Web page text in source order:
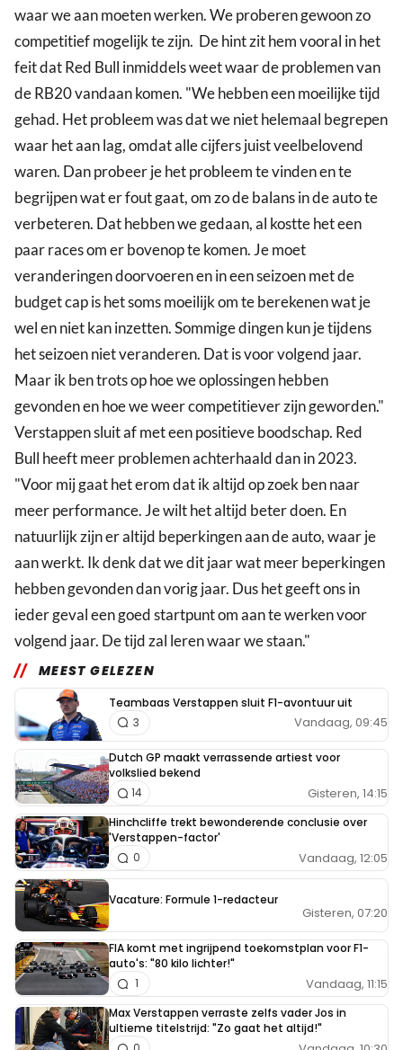
waar we aan moeten werken. We proberen gewoon zo
competitief mogelijk te zijn. De hint zit hem vooral in het
feit dat Red Bull inmiddels weet waar de problemen van
de RB20 vandaan komen. "We hebben een moeilijke tijd
gehad. Het probleem was dat we niet helemaal begrepen
waar het aan lag, omdat alle cijfers juist veelbelovend
waren. Dan probeer je het probleem te vinden en te
begrijpen wat er fout gaat, om zo de balans in de auto te
verbeteren. Dat hebben we gedaan, al kostte het een
paar races om er bovenop te komen. Je moet
veranderingen doorvoeren en in een seizoen met de
budget cap is het soms moeilijk om te berekenen wat je
wel en niet kan inzetten. Sommige dingen kun je tijdens
het seizoen niet veranderen. Dat is voor volgend jaar.
Maar ik ben trots op hoe we oplossingen hebben
gevonden en hoe we weer competitiever zijn geworden."
Verstappen sluit af met een positieve boodschap. Red
Bull heeft meer problemen achterhaald dan in 2023.
"Voor mij gaat het erom dat ik altijd op zoek ben naar
meer performance. Je wilt het altijd beter doen. En
natuurlijk zijn er altijd beperkingen aan de auto, waar je
aan werkt. Ik denk dat we dit jaar wat meer beperkingen
hebben gevonden dan vorig jaar. Dus het geeft ons in
ieder geval een goed startpunt om aan te werken voor
volgend jaar. De tijd zal leren waar we staan."
MEEST GELEZEN
Teambaas Verstappen sluit F1-avontuur uit
Vandaag, 09:45
3
Dutch GP maakt verrassende artiest voor
volkslied bekend
Gisteren, 14:15
14
Hinchcliffe trekt bewonderende conclusie over
'Verstappen-factor'
Vandaag, 12:05
0
Vacature: Formule 1-redacteur
Gisteren, 07:20
FIA komt met ingrijpend toekomstplan voor F1-
auto's: "80 kilo lichter!"
Vandaag, 11:15
1
Max Verstappen verraste zelfs vader Jos in
ultieme titelstrijd: "Zo gaat het altijd!"